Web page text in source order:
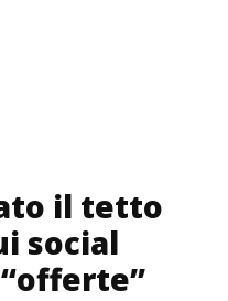
il tetto
social